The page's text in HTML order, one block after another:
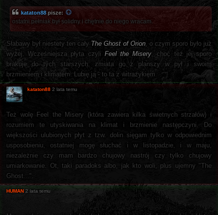
kataton88 pisze:
ostatni pełniak był solidny i chętnie do niego wracam.
Słabawy był niestety ten cały The Ghost of Orion, o czym sporo było już
wyżej. Wcześniejsza płyta czyli Feel the Misery, choć też jej sporo
brakuje do tych starszych, zmiata go z planszy w pył i swoim
brzmieniem i klimatem. Lubię ją - to ta z witrażykiem.
kataton88 2 lata temu
Też wolę Feel the Misery (która zawiera kilka świetnych strzałów) i
rozumiem te utyskiwania na klimat i brzmienie następczyni. Do
większości ulubionych płyt z tzw. dolin sięgam tylko w odpowiednim
usposobieniu, ostatniej mogę słuchać i w listopadzie, i w maju,
niezależnie czy mam bardzo chujowy nastrój czy tylko chujowy
umiarkowanie. Ot, taki paradoks albo, jak kto woli, plus ujemny "The
Ghost...".
HUMAN 2 lata temu